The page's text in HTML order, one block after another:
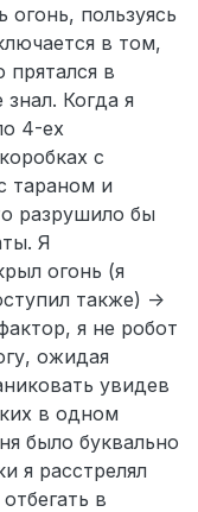
огонь, пользуясь
в том,
прятался в
Когда я
4-ех
с
тараном и
разрушило бы
Я
огонь (я
также) ->
я не робот
ожидая
увидев
в одном
было буквально
я расстрелял
в